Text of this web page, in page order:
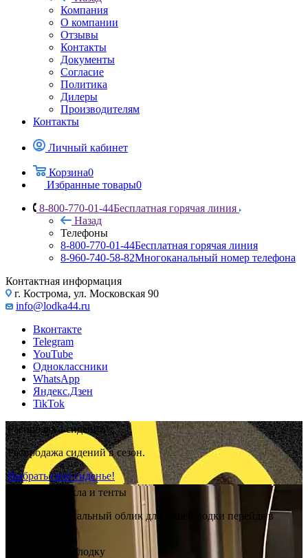
Компания
О компании
Отзывы
Контакты
Документы
Согласие
Политика
Дилеры
Производителям
Контакты
Личный кабинет
Корзина0
Избранные товары0
8-800-770-01-44Бесплатная горячая линия
Назад
Телефоны
8-800-770-01-44Бесплатная горячая линия
8-960-740-58-82Многоканальный номер телефона
Контактная информация
г. Кострома, ул. Московская 90
info@lodka44.ru
Вконтакте
Telegram
YouTube
Одноклассники
WhatsApp
Яндекс.Дзен
TikTok
Распродажа сидений!
Распродажа сидений в сезон.
Выбрать своё сиденье!
Ветровые стекла и тенты
Создайте уникальный облик для вашей лодки перейдя в
Выбрать свою лодку